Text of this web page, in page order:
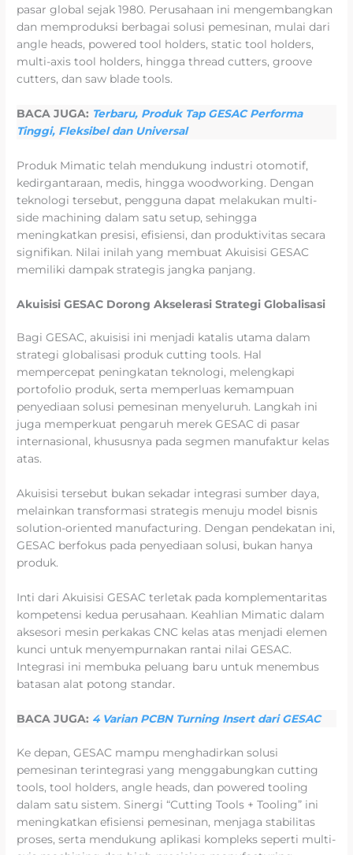
pasar global sejak 1980. Perusahaan ini mengembangkan
dan memproduksi berbagai solusi pemesinan, mulai dari
angle heads, powered tool holders, static tool holders,
multi-axis tool holders, hingga thread cutters, groove
cutters, dan saw blade tools.
BACA JUGA: Terbaru, Produk Tap GESAC Performa
Tinggi, Fleksibel dan Universal
Produk Mimatic telah mendukung industri otomotif,
kedirgantaraan, medis, hingga woodworking. Dengan
teknologi tersebut, pengguna dapat melakukan multi-
side machining dalam satu setup, sehingga
meningkatkan presisi, efisiensi, dan produktivitas secara
signifikan. Nilai inilah yang membuat Akuisisi GESAC
memiliki dampak strategis jangka panjang.
Akuisisi GESAC Dorong Akselerasi Strategi Globalisasi
Bagi GESAC, akuisisi ini menjadi katalis utama dalam
strategi globalisasi produk cutting tools. Hal
mempercepat peningkatan teknologi, melengkapi
portofolio produk, serta memperluas kemampuan
penyediaan solusi pemesinan menyeluruh. Langkah ini
juga memperkuat pengaruh merek GESAC di pasar
internasional, khususnya pada segmen manufaktur kelas
atas.
Akuisisi tersebut bukan sekadar integrasi sumber daya,
melainkan transformasi strategis menuju model bisnis
solution-oriented manufacturing. Dengan pendekatan ini,
GESAC berfokus pada penyediaan solusi, bukan hanya
produk.
Inti dari Akuisisi GESAC terletak pada komplementaritas
kompetensi kedua perusahaan. Keahlian Mimatic dalam
aksesori mesin perkakas CNC kelas atas menjadi elemen
kunci untuk menyempurnakan rantai nilai GESAC.
Integrasi ini membuka peluang baru untuk menembus
batasan alat potong standar.
BACA JUGA: 4 Varian PCBN Turning Insert dari GESAC
Ke depan, GESAC mampu menghadirkan solusi
pemesinan terintegrasi yang menggabungkan cutting
tools, tool holders, angle heads, dan powered tooling
dalam satu sistem. Sinergi “Cutting Tools + Tooling” ini
meningkatkan efisiensi pemesinan, menjaga stabilitas
proses, serta mendukung aplikasi kompleks seperti multi-